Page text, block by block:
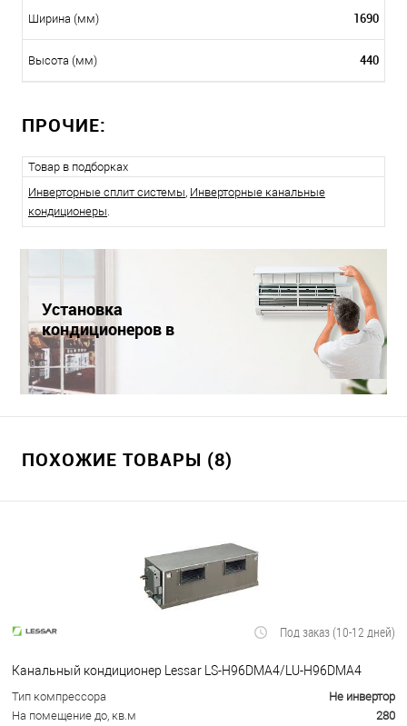
Ширина (мм) 1690
Высота (мм) 440
ПРОЧИЕ:
Товар в подборках
Инверторные сплит системы, Инверторные канальные
кондиционеры.
Установка
кондиционеров в
Краснодаре
ПОХОЖИЕ ТОВАРЫ (8)
Под заказ (10-12 дней)
Канальный кондиционер Lessar LS-H96DMA4/LU-H96DMA4
Тип компрессора
Не инвертор
На помещение до, кв.м
280